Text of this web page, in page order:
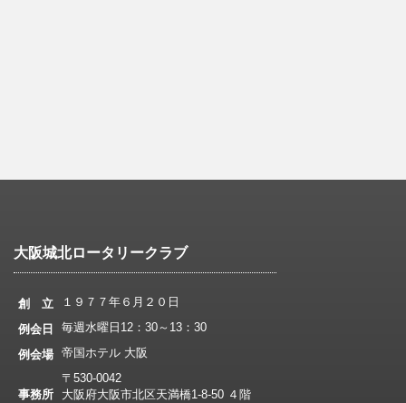
大阪城北ロータリークラブ
創 立
１９７７年６月２０日
例会日
毎週水曜日12：30～13：30
例会場 帝国ホテル 大阪
事務所
〒530-0042
大阪府大阪市北区天満橋1-8-50 ４階